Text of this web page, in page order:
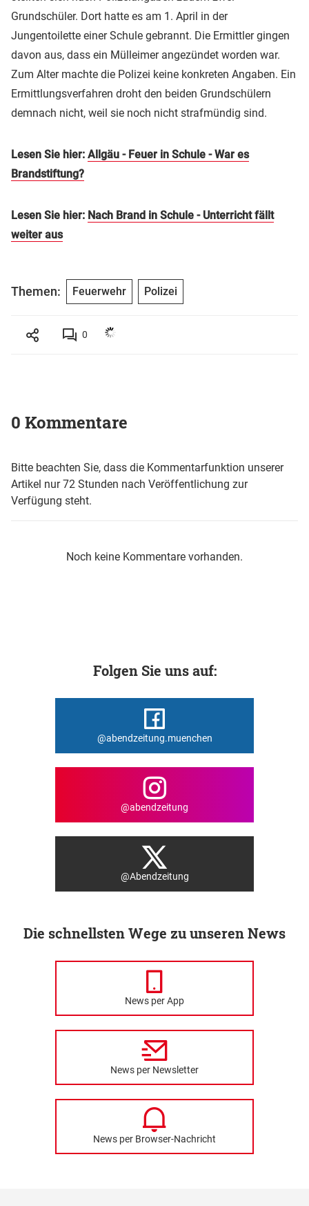
Grundschüler. Dort hatte es am 1. April in der
Jungentoilette einer Schule gebrannt. Die Ermittler gingen
davon aus, dass ein Mülleimer angezündet worden war.
Zum Alter machte die Polizei keine konkreten Angaben. Ein
Ermittlungsverfahren droht den beiden Grundschülern
demnach nicht, weil sie noch nicht strafmündig sind.
Lesen Sie hier: Allgäu - Feuer in Schule - War es
Brandstiftung?
Lesen Sie hier: Nach Brand in Schule - Unterricht fällt
weiter aus
Themen: Feuerwehr Polizei
0
0 Kommentare
Bitte beachten Sie, dass die Kommentarfunktion unserer
Artikel nur 72 Stunden nach Veröffentlichung zur
Verfügung steht.
Noch keine Kommentare vorhanden.
Folgen Sie uns auf:
@abendzeitung.muenchen
@abendzeitung
@Abendzeitung
Die schnellsten Wege zu unseren News
News per App
News per Newsletter
News per Browser-Nachricht